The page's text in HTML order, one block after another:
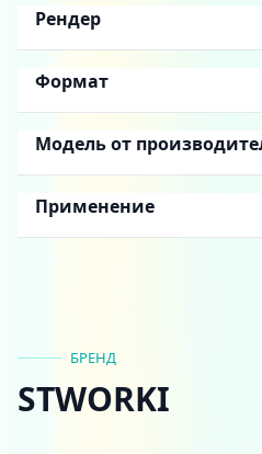
Рендер
Формат
Модель от
Применение
БРЕНД
STWORKI